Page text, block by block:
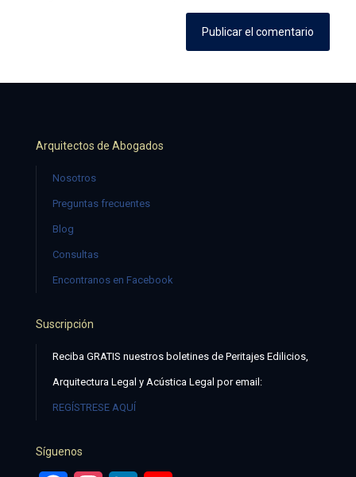
Arquitectos de Abogados
Nosotros
Preguntas frecuentes
Blog
Consultas
Encontranos en Facebook
Suscripción
Reciba GRATIS nuestros boletines de Peritajes Edilicios,
Arquitectura Legal y Acústica Legal por email:
REGÍSTRESE AQUÍ
Síguenos